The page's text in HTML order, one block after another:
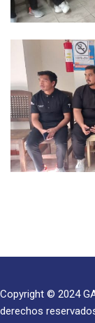
Copyright © 2024
derechos